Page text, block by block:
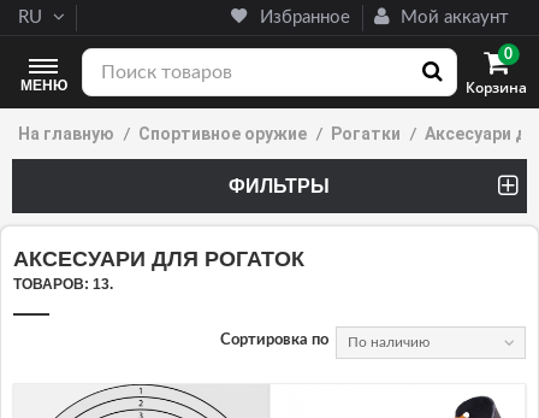
Избранное Мой аккаунт
RU
Корзина
0
МЕНЮ
На главную Спортивное оружие Рогатки Аксесуари
ФИЛЬТРЫ
АКСЕСУАРИ ДЛЯ РОГАТОК
ТОВАРОВ: 13.
Сортировка по По наличию